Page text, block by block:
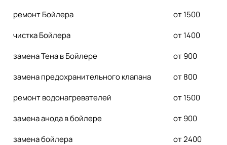
ремонт Бойлера
от 1500
чистка Бойлера
от 1400
замена Тена в Бойлере
от 900
замена предохранительного клапана
от 800
ремонт водонагревателей
от 1500
замена анода в бойлере
от 900
замена бойлера
от 2400